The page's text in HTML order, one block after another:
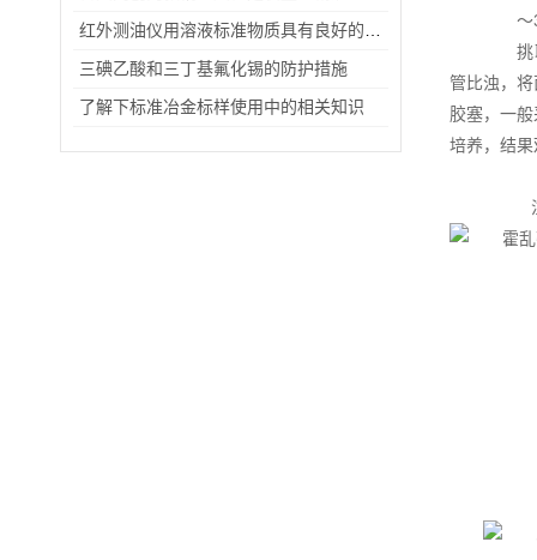
三碘乙酸和三丁基氟化锡的防护措施
了解下标准冶金标样使用中的相关知识
～
挑取
管比浊，
胶塞，一
培养，结
注